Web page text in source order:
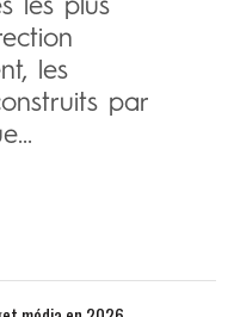
les plus
les
par